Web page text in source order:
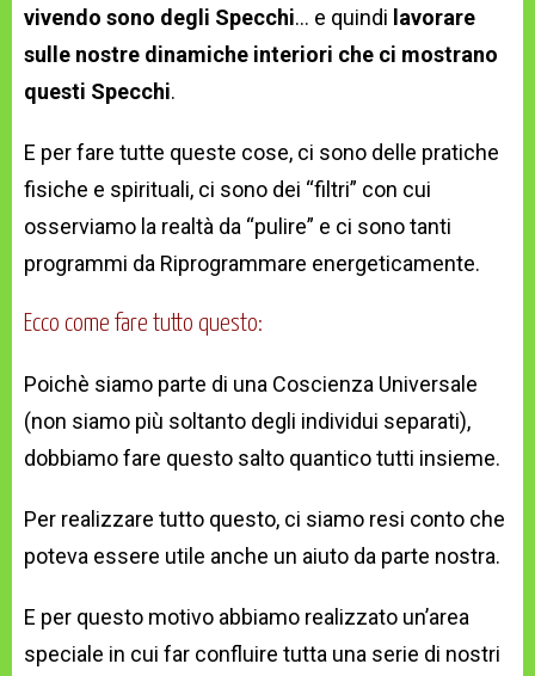
vivendo sono degli Specchi… e quindi lavorare
sulle nostre dinamiche interiori che ci mostrano
questi Specchi.
E per fare tutte queste cose, ci sono delle pratiche
fisiche e spirituali, ci sono dei “filtri” con cui
osserviamo la realtà da “pulire” e ci sono tanti
programmi da Riprogrammare energeticamente.
Ecco come fare tutto questo:
Poichè siamo parte di una Coscienza Universale
(non siamo più soltanto degli individui separati),
dobbiamo fare questo salto quantico tutti insieme.
Per realizzare tutto questo, ci siamo resi conto che
poteva essere utile anche un aiuto da parte nostra.
E per questo motivo abbiamo realizzato un’area
speciale in cui far confluire tutta una serie di nostri